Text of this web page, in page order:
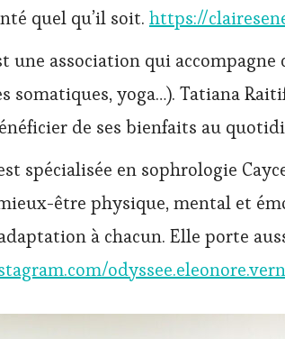
quel qu’il soit. https://
une association qui
somatiques, yoga…). Tatiana
de ses bienfaits au
spécialisée en sophrologie
être physique, mental et
à chacun. Elle porte